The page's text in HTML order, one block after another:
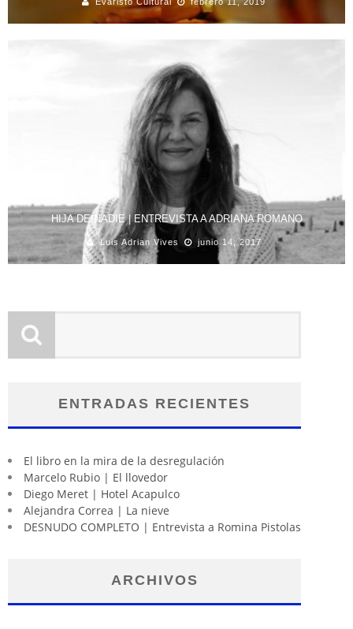
HIJA DE NADIE | ENTREVISTA A ADRIANA ROMANO
Luis Adrian Vives junio 14, 2017
ENTRADAS RECIENTES
El libro en la mira de la desregulación
Marcelo Rubio | El llovedor
Diego Meret | Hotel Acapulco
Alejandra Correa | La nieve
DESNUDO COMPLETO | Entrevista a Romina Pistolas
ARCHIVOS